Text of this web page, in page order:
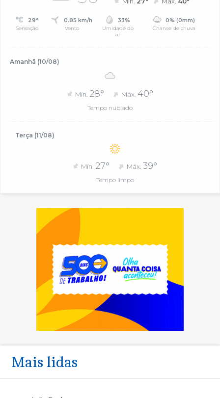
29°
Sensação
0.85 km/h
Vento
33%
Umidade do
ar
0% (0mm)
Chance de chuva
Amanhã (10/08)
Mín. 28° Máx. 40°
Tempo nublado
Terça (11/08)
Mín. 27° Máx.39°
Tempo limpo
Mais lidas